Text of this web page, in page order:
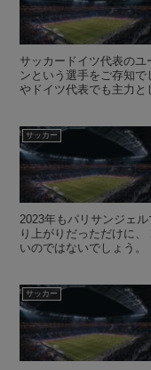
サッカードイツ代表の
ンという選手をご存知
やドイツ代表でも主力
て非常に優秀な選手で
サッカー
2023年もパリサンジェ
り上がりだっただけに
いのではないでしょう
サッカー